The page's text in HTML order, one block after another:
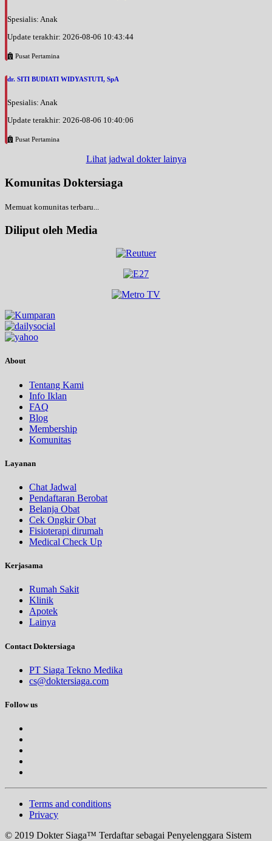
Spesialis: Anak
Update terakhir: 2026-08-06 10:43:44
Pusat Pertamina
dr. SITI BUDIATI WIDYASTUTI, SpA
Spesialis: Anak
Update terakhir: 2026-08-06 10:40:06
Pusat Pertamina
Lihat jadwal dokter lainya
Komunitas Doktersiaga
Memuat komunitas terbaru...
Diliput oleh Media
About
Tentang Kami
Info Iklan
FAQ
Blog
Membership
Komunitas
Layanan
Chat Jadwal
Pendaftaran Berobat
Belanja Obat
Cek Ongkir Obat
Fisioterapi dirumah
Medical Check Up
Kerjasama
Rumah Sakit
Klinik
Apotek
Lainya
Contact Doktersiaga
PT Siaga Tekno Medika
cs@doktersiaga.com
Follow us
Terms and conditions
Privacy
© 2019 Dokter Siaga™ Terdaftar sebagai Penyelenggara Sistem